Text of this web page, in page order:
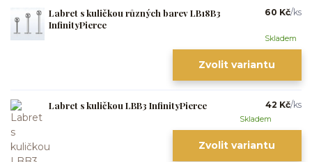
Labret s kuličkou různých barev LB18B3
InfinityPierce
60 Kč/ks
Skladem
Zvolit variantu
Labret s kuličkou LBB3 InfinityPierce 42 Kč/ks
Skladem
Zvolit variantu